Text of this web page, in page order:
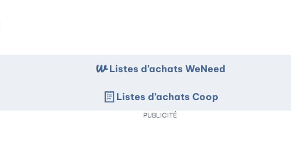
Listes d’achats WeNeed
Listes d’achats Coop
PUBLICITÉ